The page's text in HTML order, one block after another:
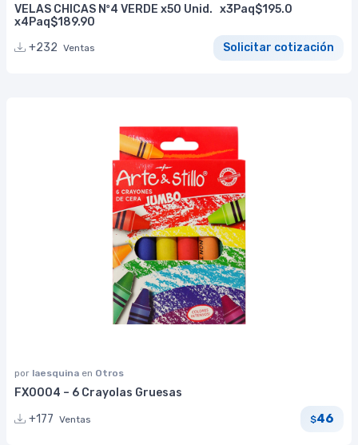
VELAS CHICAS Nº4 VERDE x50 Unid. x3Paq$195.0
x4Paq$189.90
+232 Ventas Solicitar cotización
por laesquina en Otros
FX0004 – 6 Crayolas Gruesas
+177 Ventas $46